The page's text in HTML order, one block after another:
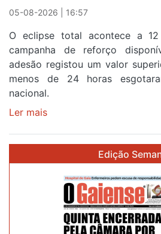
Sintra
primeira
etapa
da
87ª
Volta
05-08-2026 | 16:57
O eclipse total acontece a
campanha de reforço
adesão registou um valor
menos de 24 horas
nacional.
Ler mais
eclipse
solar
esgotam
Edição